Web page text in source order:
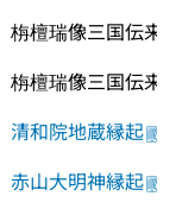
栴檀瑞像三国伝来
栴檀瑞像三国伝来
清和院地蔵縁起
赤山大明神縁起